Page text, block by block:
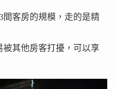
間客房的規模，走的是精
其他房客打擾，可以享